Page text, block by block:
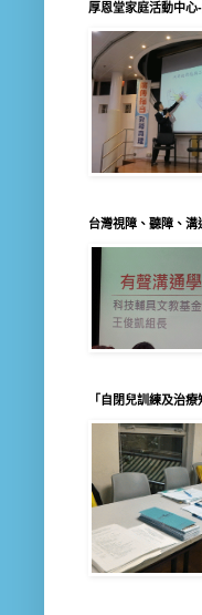
厚恩堂家庭活動中心
台灣視障、聽障、
「自閉兒訓練及治